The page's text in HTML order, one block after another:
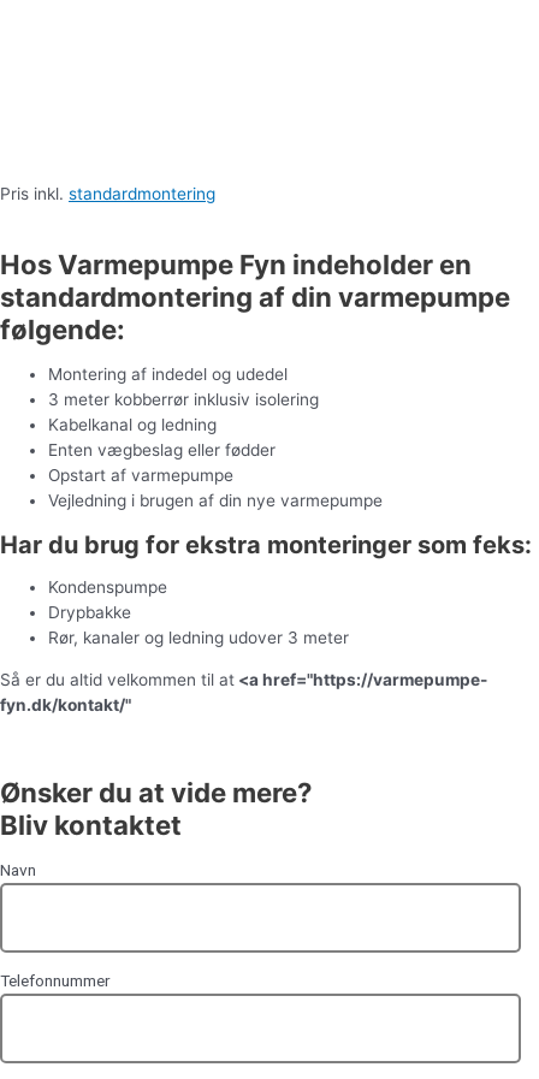
Pris inkl. standardmontering
Hos Varmepumpe Fyn indeholder en
standardmontering af din varmepumpe
følgende:
Montering af indedel og udedel
3 meter kobberrør inklusiv isolering
Kabelkanal og ledning
Enten vægbeslag eller fødder
Opstart af varmepumpe
Vejledning i brugen af din nye varmepumpe
Har du brug for ekstra monteringer som feks:
Kondenspumpe
Drypbakke
Rør, kanaler og ledning udover 3 meter
Så er du altid velkommen til at <a href="https://varmepumpe-
fyn.dk/kontakt/"
Ønsker du at vide mere?
Bliv kontaktet
Navn
Telefonnummer